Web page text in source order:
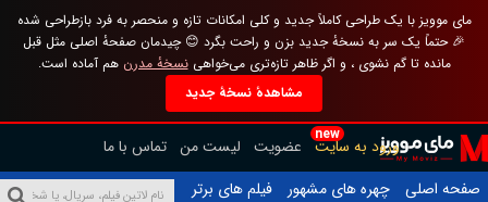
مای موویز با یک طراحی کاملاً جدید و کلی امکانات تازه و منحصر به فرد بازطراحی شده
🎉 حتماً یک سر به نسخهٔ جدید بزن و راحت بگرد 😊 چیدمان صفحهٔ اصلی مثل قبل
مانده تا گم نشوی ، و اگر ظاهر تازه‌تری می‌خواهینسخهٔ مدرن هم آماده است.
مشاهدهٔ نسخهٔ جدید
new
ورود به سایت عضویت لیست من تماس با ما
صفحه اصلی
چهره های مشهور
فیلم های برتر